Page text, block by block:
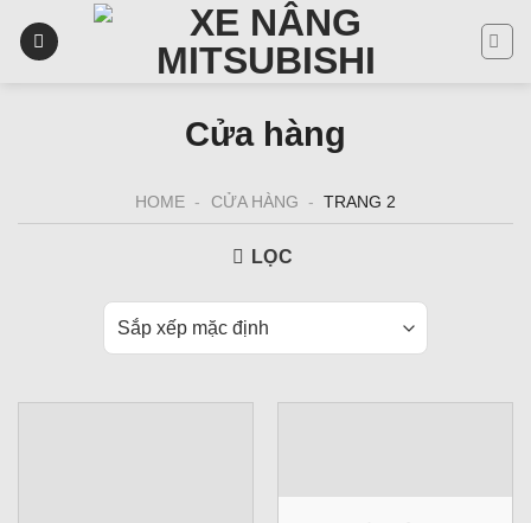
Cửa hàng
HOME - CỬA HÀNG - TRANG 2
LỌC